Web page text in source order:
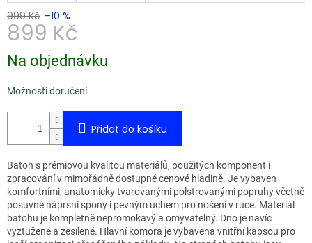
999 Kč –10 %
899 Kč
Měrná
cena:
Na objednávku
Možnosti doručení
Přidat do košíku
Batoh s prémiovou kvalitou materiálů, použitých komponent i
zpracování v mimořádně dostupné cenové hladině. Je vybaven
komfortními, anatomicky tvarovanými polstrovanými popruhy včetně
posuvné náprsní spony i pevným uchem pro nošení v ruce. Materiál
batohu je kompletně nepromokavý a omyvatelný. Dno je navíc
vyztužené a zesílené. Hlavní komora je vybavena vnitřní kapsou pro